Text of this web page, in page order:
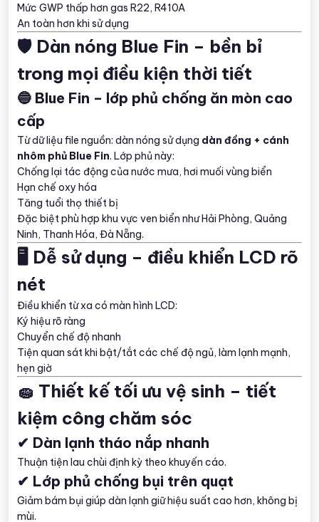
Mức GWP thấp hơn gas R22, R410A
An toàn hơn khi sử dụng
🛡️ Dàn nóng Blue Fin – bền bỉ
trong mọi điều kiện thời tiết
🔵 Blue Fin – lớp phủ chống ăn mòn cao
cấp
Từ dữ liệu file nguồn: dàn nóng sử dụng dàn đồng + cánh
nhôm phủ Blue Fin. Lớp phủ này:
Chống lại tác động của nước mưa, hơi muối vùng biển
Hạn chế oxy hóa
Tăng tuổi thọ thiết bị
Đặc biệt phù hợp khu vực ven biển như Hải Phòng, Quảng
Ninh, Thanh Hóa, Đà Nẵng.
🖥️ Dễ sử dụng – điều khiển LCD rõ
nét
Điều khiển từ xa có màn hình LCD:
Ký hiệu rõ ràng
Chuyển chế độ nhanh
Tiện quan sát khi bật/tắt các chế độ ngủ, làm lạnh mạnh,
hẹn giờ
🧽 Thiết kế tối ưu vệ sinh – tiết
kiệm công chăm sóc
✔ Dàn lạnh tháo nắp nhanh
Thuận tiện lau chùi định kỳ theo khuyến cáo.
✔ Lớp phủ chống bụi trên quạt
Giảm bám bụi giúp dàn lạnh giữ hiệu suất cao hơn, không bị
mùi.